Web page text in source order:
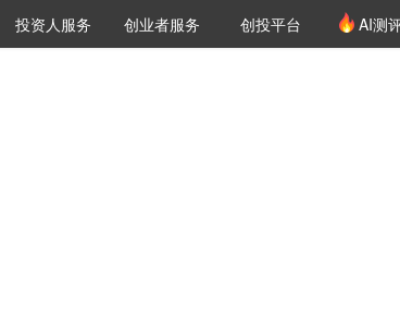
VClub投资机构库
投资机构职位推介
投资人服务 创投氪堂
创业者服务 创投平台 AI测